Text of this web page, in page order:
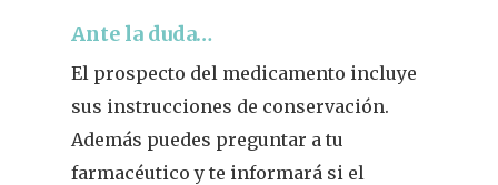
Ante la duda…
El prospecto del medicamento incluye
sus instrucciones de conservación.
Además puedes preguntar a tu
farmacéutico y te informará si el